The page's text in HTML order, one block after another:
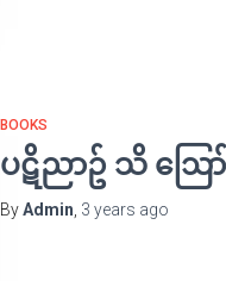
BOOKS
ပဋိညာဥ် သိ ဪ
ByAdmin, 3 years ago